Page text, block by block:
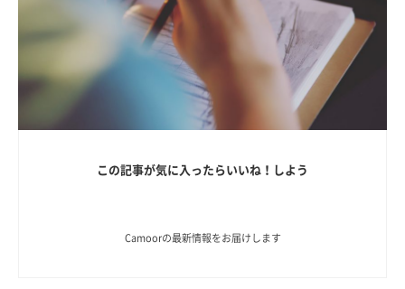
この記事が気に入ったらいいね！しよう
Camoorの最新情報をお届けします